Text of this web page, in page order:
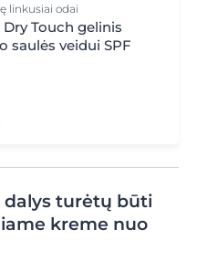
linkusiai odai
Touch gelinis
saulės veidui SPF
dalys turėtų būti
kreme nuo